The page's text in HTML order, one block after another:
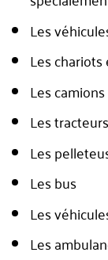
Les
Les
Les
Les tracteurs
Les
Les bus
Les
Les